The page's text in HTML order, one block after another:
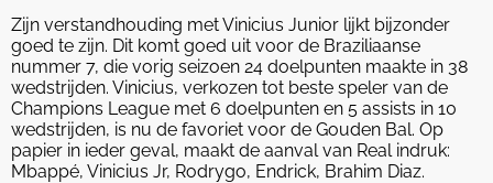
Zijn verstandhouding met Vinicius Junior lijkt bijzonder
goed te zijn. Dit komt goed uit voor de Braziliaanse
nummer 7, die vorig seizoen 24 doelpunten maakte in 38
wedstrijden. Vinicius, verkozen tot beste speler van de
Champions League met 6 doelpunten en 5 assists in 10
wedstrijden, is nu de favoriet voor de Gouden Bal. Op
papier in ieder geval, maakt de aanval van Real indruk:
Mbappé, Vinicius Jr, Rodrygo, Endrick, Brahim Diaz.